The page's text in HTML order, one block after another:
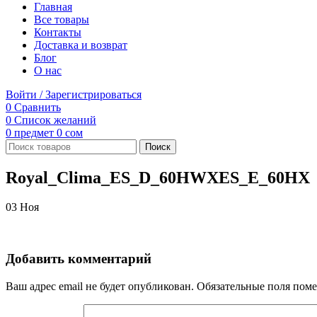
Главная
Все товары
Контакты
Доставка и возврат
Блог
О нас
Войти / Зарегистрироваться
0 Сравнить
0 Список желаний
0 предмет 0 сом
Поиск
Royal_Clima_ES_D_60HWXES_E_60HX
03 Ноя
Добавить комментарий
Ваш адрес email не будет опубликован. Обязательные поля